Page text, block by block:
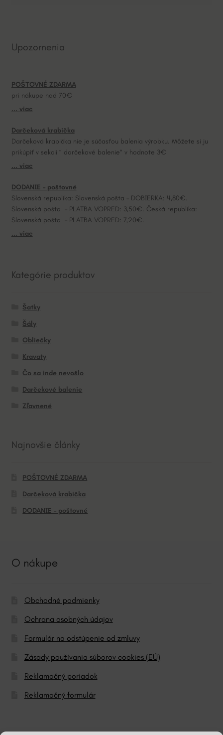
r
t
i
v
:
Upozornenia
POŠTOVNÉ ZDARMA
pri nákupe nad 70€
... viac
Darčeková krabička
Darčeková krabička nie je súčasťou balenia výrobku. Môžete si ju
prikúpiť v sekcii “ darčekové balenie“ v hodnote 3€
... viac
DODANIE – poštovné
Slovenská republika: Slovenská pošta – DOBIERKA: 4,80€.
Slovenská pošta – PLATBA VOPRED: 3,50€. Česká republika:
Slovenská pošta – PLATBA VOPRED: 7,20€.
... viac
Kategórie produktov
Šatky
Šály
Obliečky
Kravaty
Čo sa inde nevošlo
Darčekové balenie
Zľavnené
Najnovšie články
POŠTOVNÉ ZDARMA
Darčeková krabička
DODANIE – poštovné
O nákupe
Obchodné podmienky
Ochrana osobných údajov
Formulár na odstúpenie od zmluvy
Zásady používania súborov cookies (EÚ)
Reklamačný poriadok
Reklamačný formulár